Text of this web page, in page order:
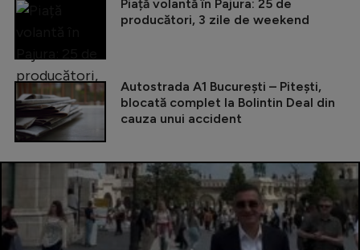
Piață volantă în Pajura: 25 de
producători, 3 zile de weekend
Autostrada A1 București – Pitești,
blocată complet la Bolintin Deal din
cauza unui accident